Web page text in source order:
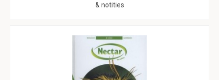
& notities